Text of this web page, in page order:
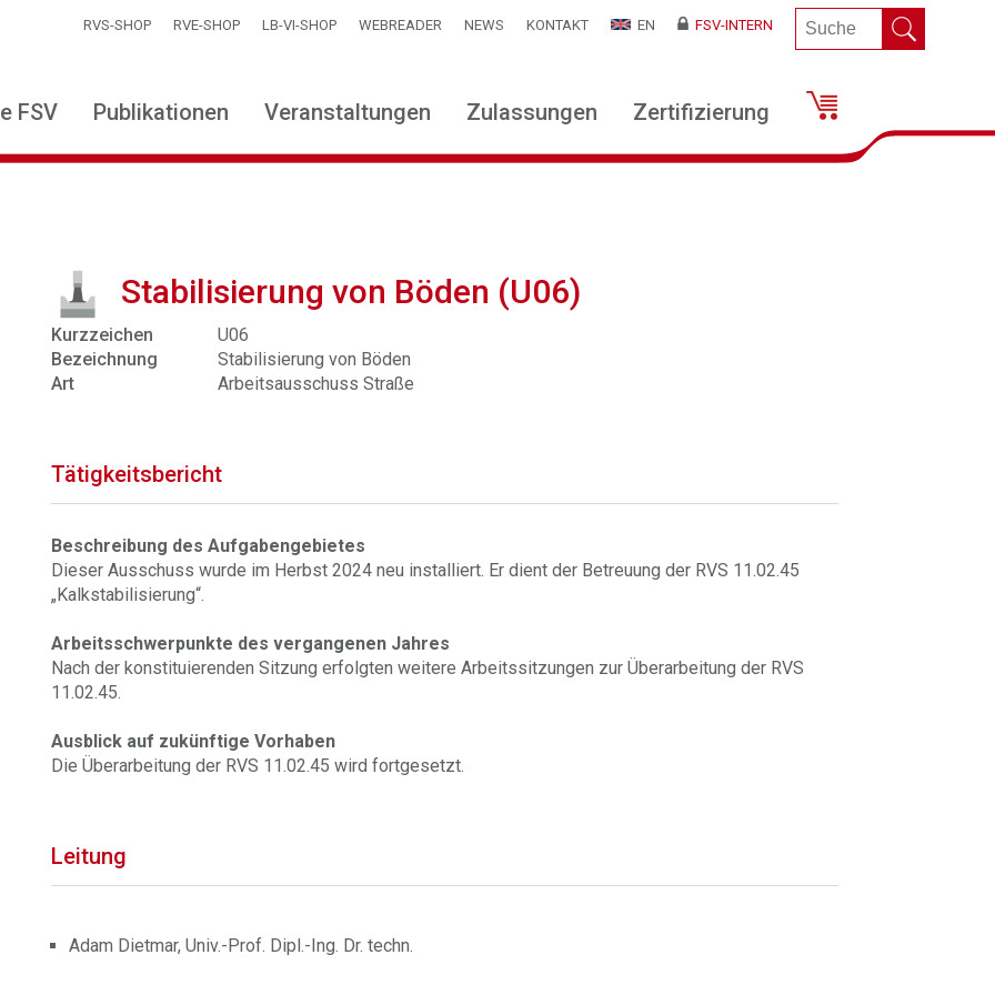
RVS-SHOP RVE-SHOP LB-VI-SHOP WEBREADER NEWS KONTAKT EN FSV-INTERN
FSV Publikationen Veranstaltungen Zulassungen Zertifizierung
Stabilisierung von Böden (U06)
Kurzzeichen
U06
Bezeichnung
Stabilisierung von Böden
Art
Arbeitsausschuss Straße
Tätigkeitsbericht
Beschreibung des Aufgabengebietes
Dieser Ausschuss wurde im Herbst 2024 neu installiert. Er dient der Betreuung der RVS 11.02.45
„Kalkstabilisierung“.
Arbeitsschwerpunkte des vergangenen Jahres
Nach der konstituierenden Sitzung erfolgten weitere Arbeitssitzungen zur Überarbeitung der RVS
11.02.45.
Ausblick auf zukünftige Vorhaben
Die Überarbeitung der RVS 11.02.45 wird fortgesetzt.
Leitung
Adam Dietmar, Univ.-Prof. Dipl.-Ing. Dr. techn.